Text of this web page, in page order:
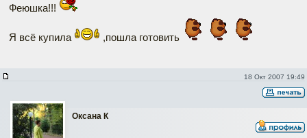
Феюшка!!!
Я всё купила ,пошла готовить
18 Окт 2007 19:49
Оксана К